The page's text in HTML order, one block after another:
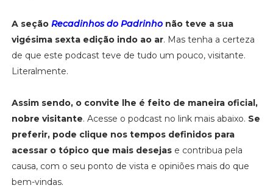
A seção Recadinhos do Padrinhonão teve a sua
vigésima sexta edição indo ao ar. Mas tenha a certeza
de que este podcast teve de tudo um pouco, visitante.
Literalmente.
Assim sendo, o convite lhe é feito de maneira oficial,
nobre visitante. Acesse o podcast no link mais abaixo. Se
preferir, pode clique nos tempos definidos para
acessar o tópico que mais desejase contribua pela
causa, com o seu ponto de vista e opiniões mais do que
bem-vindas.